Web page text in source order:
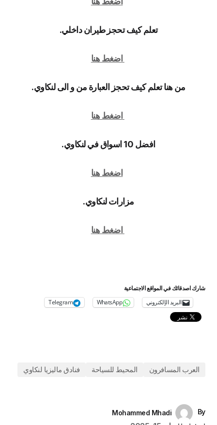
تعلم كيف تحجز طيران داخلي.
اضغط هنا
من هنا تعلم كيف تحجز العبارة من و الى لنكاوي.
اضغط هنا
افضل 10 اسواق في لنكاوي.
اضغط هنا
مزارات لنكاوي.
اضغط هنا
شارك اصدقائك في المواقع الاجتماعية
البريد الإلكتروني WhatsApp
Telegram
العرب المسافرون المحيط للسياحة فنادق ماليزيا لنكاوي
By
Mohammed Mhadi